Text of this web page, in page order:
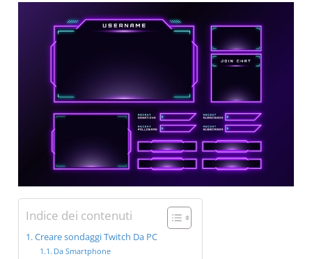
Indice dei contenuti
Creare sondaggi Twitch Da PC
Da Smartphone